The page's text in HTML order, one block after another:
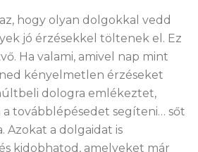
hogy olyan dolgokkal vedd
jó érzésekkel töltenek el. Ez
Ha valami, amivel nap mint
kényelmetlen érzéseket
dologra emlékeztet,
a továbblépésedet segíteni… sőt
Azokat a dolgaidat is
kidobhatod, amelyeket már